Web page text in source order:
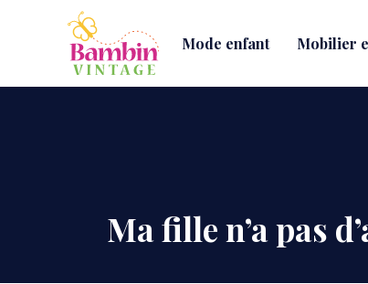
Mode enfant Mobilier
Ma fille n’a pas